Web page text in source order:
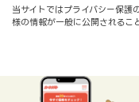
当サイトではプライバシー保護
様の情報が一般に公開されるこ